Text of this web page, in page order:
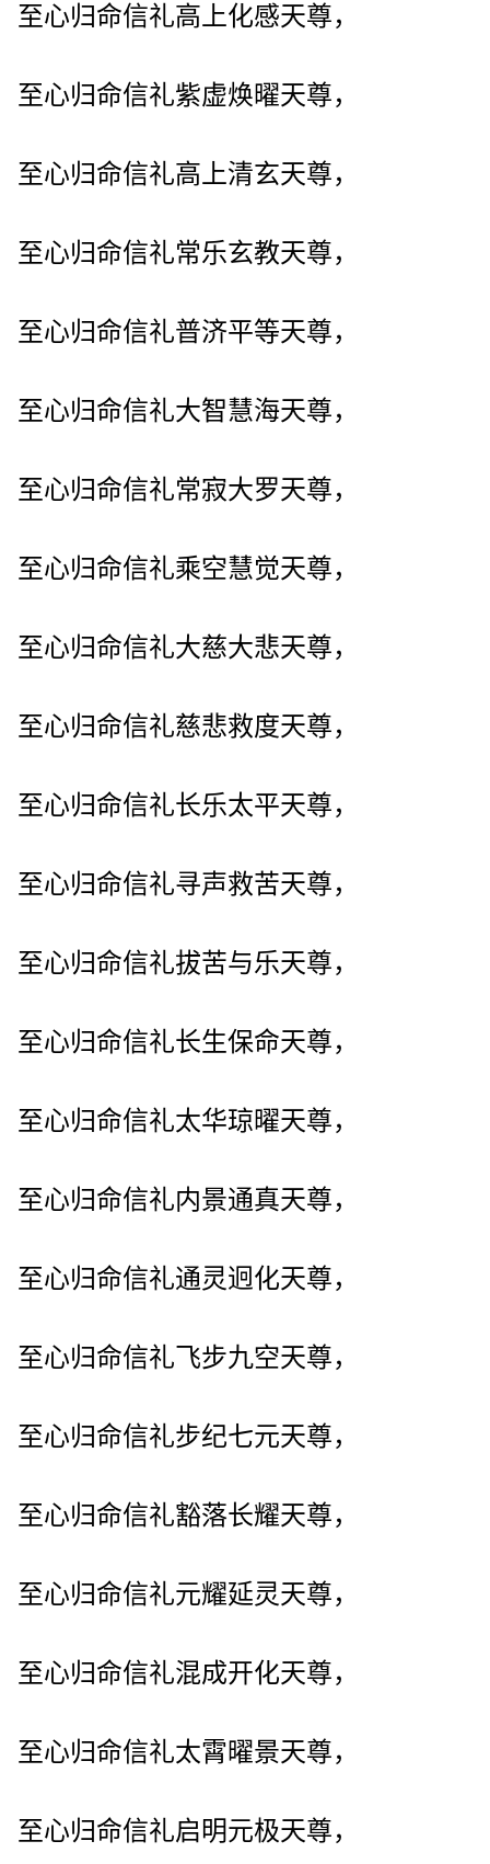
至心归命信礼高上化感天尊，
至心归命信礼紫虚焕曜天尊，
至心归命信礼高上清玄天尊，
至心归命信礼常乐玄教天尊，
至心归命信礼普济平等天尊，
至心归命信礼大智慧海天尊，
至心归命信礼常寂大罗天尊，
至心归命信礼乘空慧觉天尊，
至心归命信礼大慈大悲天尊，
至心归命信礼慈悲救度天尊，
至心归命信礼长乐太平天尊，
至心归命信礼寻声救苦天尊，
至心归命信礼拔苦与乐天尊，
至心归命信礼长生保命天尊，
至心归命信礼太华琼曜天尊，
至心归命信礼内景通真天尊，
至心归命信礼通灵迥化天尊，
至心归命信礼飞步九空天尊，
至心归命信礼步纪七元天尊，
至心归命信礼豁落长耀天尊，
至心归命信礼元耀延灵天尊，
至心归命信礼混成开化天尊，
至心归命信礼太霄曜景天尊，
至心归命信礼启明元极天尊，